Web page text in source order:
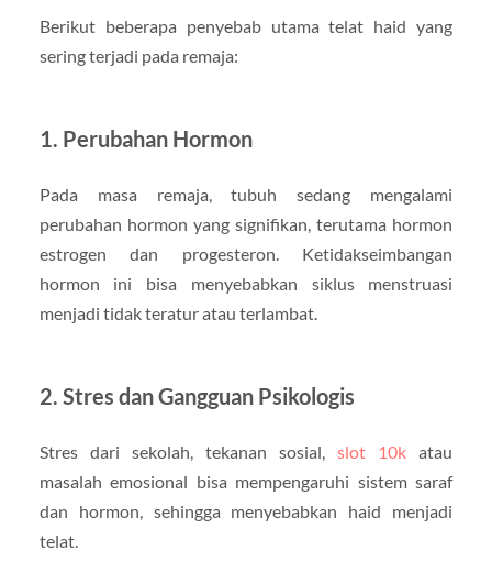
Berikut beberapa penyebab utama telat haid yang
sering terjadi pada remaja:
1. Perubahan Hormon
Pada masa remaja, tubuh sedang mengalami
perubahan hormon yang signifikan, terutama hormon
estrogen dan progesteron. Ketidakseimbangan
hormon ini bisa menyebabkan siklus menstruasi
menjadi tidak teratur atau terlambat.
2. Stres dan Gangguan Psikologis
Stres dari sekolah, tekanan sosial,slot 10k atau
masalah emosional bisa mempengaruhi sistem saraf
dan hormon, sehingga menyebabkan haid menjadi
telat.